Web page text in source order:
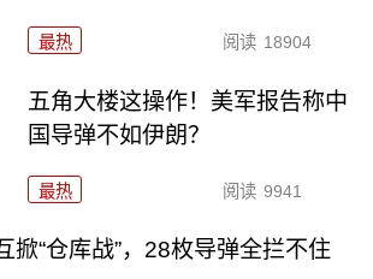
最热 阅读 18904
五角大楼这操作！美军报告称中
国导弹不如伊朗？
最热 阅读 9941
掀“仓库战”，28枚导弹全拦不住